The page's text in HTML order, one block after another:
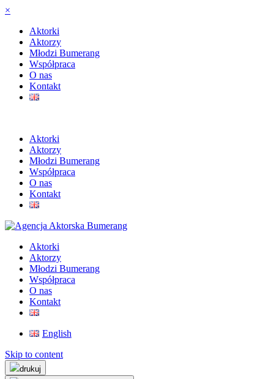
×
Aktorki
Aktorzy
Młodzi Bumerang
Współpraca
O nas
Kontakt
Aktorki
Aktorzy
Młodzi Bumerang
Współpraca
O nas
Kontakt
Aktorki
Aktorzy
Młodzi Bumerang
Współpraca
O nas
Kontakt
English
Skip to content
drukuj